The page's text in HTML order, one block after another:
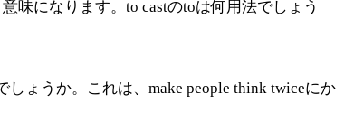
味になります。to castのtoは何用法でしょう
ょうか。これは、make people think twiceにか